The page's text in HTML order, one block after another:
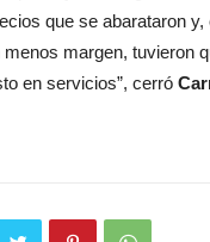
que se abarataron
margen, tuvieron
en servicios”, cerró